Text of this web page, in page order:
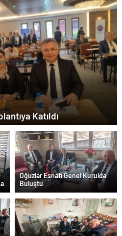
Katıldı
Oğuzlar Esnafı Genel Kurulda
Buluştu